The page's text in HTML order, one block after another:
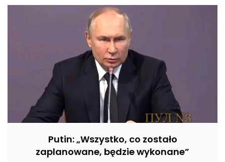
Putin: „Wszystko, co zostało
zaplanowane, będzie wykonane”